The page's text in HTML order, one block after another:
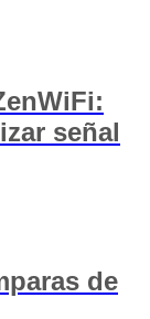
señal
de